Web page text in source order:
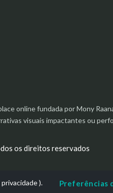
). Preferências
online fundada por Mony
visuais impactantes ou
os direitos reservados